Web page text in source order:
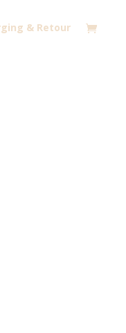
& Retour